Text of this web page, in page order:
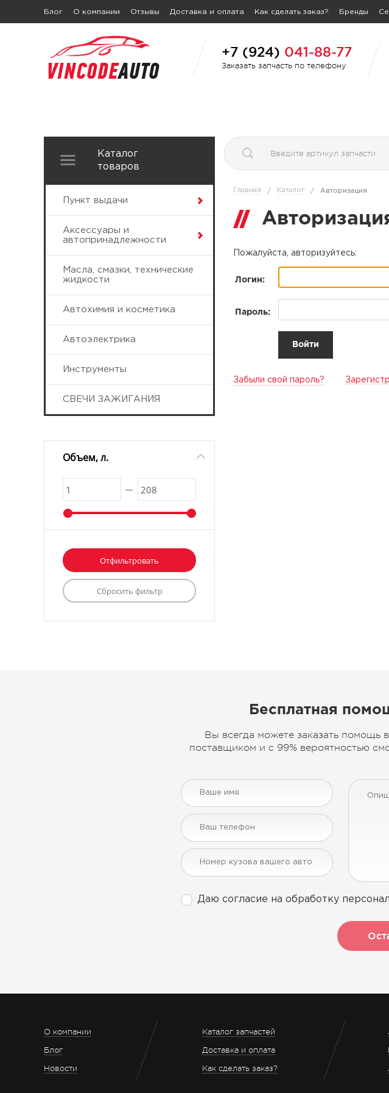
Блог О компании Отзывы Доставка и оплата Как сделать заказ? Бренды
+7 (924) 041-88-77
Заказать запчасть по телефону
Каталог
товаров
Пункт выдачи
Аксессуары и
автопринадлежности
Масла, смазки, технические
жидкости
Автохимия и косметика
Автоэлектрика
Инструменты
СВЕЧИ ЗАЖИГАНИЯ
Объем, л.
Главная / Каталог / Авторизация
Пожалуйста, авторизуйтесь:
Логин:
Пароль:
Забыли свой пароль?
Бесплатная
Вы всегда можете заказать помощь
поставщиком и с 99% вероятностью
Даю согласие на обработку
О компании
Блог
Новости
Каталог запчастей
Доставка и оплата
Как сделать заказ?